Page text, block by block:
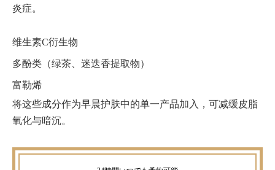
炎症。
维生素C衍生物
多酚类（绿茶、迷迭香提取物）
富勒烯
将这些成分作为早晨护肤中的单一产品加入，可减缓皮脂
氧化与暗沉。